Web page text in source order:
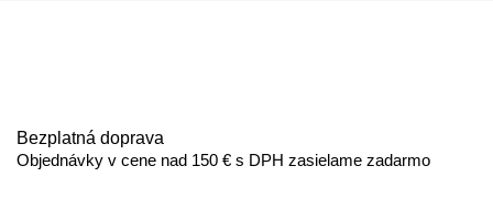
Bezplatná doprava
Objednávky v cene nad 150 € s DPH zasielame zadarmo